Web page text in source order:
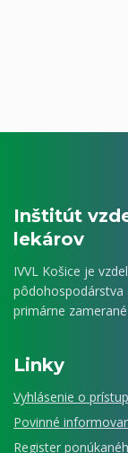
Inštitút
lekárov
IVVL Košice je
pôdohospodárstva
primárne
Linky
Vyhlásenie o
Povinné
Register